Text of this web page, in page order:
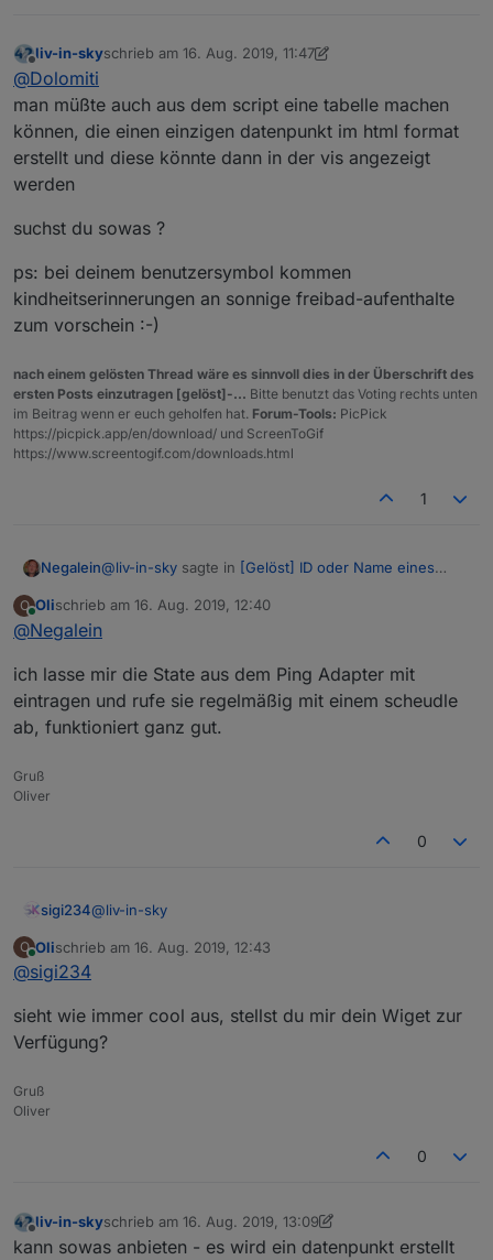
Offline
liv-in-skyschrieb am 16. Aug. 2019, 11:47
zuletzt editiert von liv-in-sky
@Dolomiti
man müßte auch aus dem script eine tabelle machen
können, die einen einzigen datenpunkt im html format
erstellt und diese könnte dann in der vis angezeigt
werden
suchst du sowas ?
ps: bei deinem benutzersymbol kommen
kindheitserinnerungen an sonnige freibad-aufenthalte
zum vorschein :-)
nach einem gelösten Thread wäre es sinnvoll dies in der Überschrift des
ersten Posts einzutragen [gelöst]-... Bitte benutzt das Voting rechts unten
im Beitrag wenn er euch geholfen hat. Forum-Tools: PicPick
https://picpick.app/en/download/ und ScreenToGif
https://www.screentogif.com/downloads.html
1
Negalein@liv-in-sky sagte in [Gelöst] ID oder Name eines
legt die datenpunkte unter javascript.0.Netzwerk
ab - ```bitte Hostnamen wieder ändern!!! 2 mal:
auch im replace
Servus
Habe dein Script an meinen Ping-Adapter angepasst.
Hat auch einwandfrei alles angelegt.
O
Online
Olischrieb am 16. Aug. 2019, 12:40
zuletzt editiert von
@Negalein
ich lasse mir die State aus dem Ping Adapter mit
eintragen und rufe sie regelmäßig mit einem scheudle
ab, funktioniert ganz gut.
Gruß
Oliver
0
sigi234@liv-in-sky
Danke, cooles Skript..............
O
Online
Olischrieb am 16. Aug. 2019, 12:43
zuletzt editiert von
@sigi234
sieht wie immer cool aus, stellst du mir dein Wiget zur
Verfügung?
Gruß
Oliver
0
liv-in-skyschrieb am 16. Aug. 2019, 13:09
zuletzt editiert von liv-in-sky
kann sowas anbieten - es wird ein datenpunkt erstellt